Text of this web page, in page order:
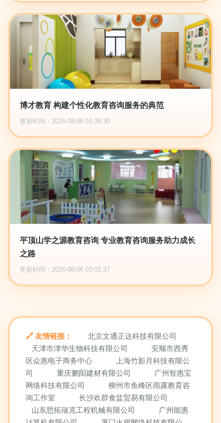
博才教育 构建个性化教育咨询服务的典范
更新时间：2026-08-06 01:38:30
平顶山学之源教育咨询 专业教育咨询服务助力成长
之路
更新时间：2026-08-06 03:01:37
友情链接：
北京文通正达科技有限公司
天津市津华生物科技有限公司
安顺市西秀
区众惠电子商务中心
上海竹影月科技有限公
司
重庆鹏阳建材有限公司
广州智惠宝
网络科技有限公司
柳州市鱼峰区雨露教育咨
询工作室
长沙欢群食盐贸易有限公司
山东思拓瑞克工程机械有限公司
广州能惠